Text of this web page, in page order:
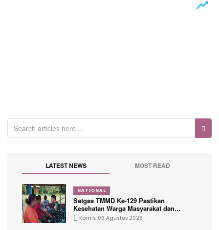
LATEST NEWS MOST READ
NATIONAL
Satgas TMMD Ke-129 Pastikan
Kesehatan Warga Masyarakat dan
Personel Tetap Prima Demi Suksesnya
TMMD di Kampung Sesor
Kamis, 06 Agustus 2026